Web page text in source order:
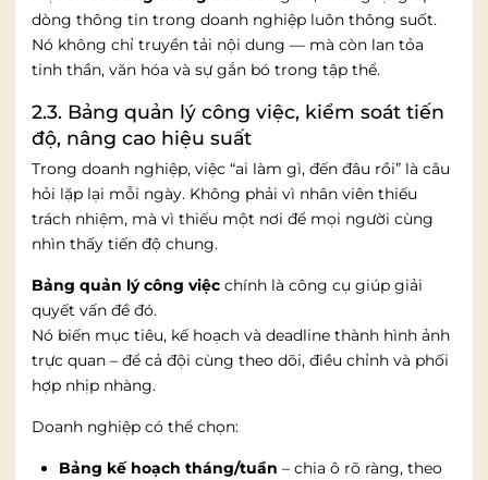
dòng thông tin trong doanh nghiệp luôn thông suốt.
Nó không chỉ truyền tải nội dung — mà còn lan tỏa
tinh thần, văn hóa và sự gắn bó trong tập thể.
2.3. Bảng quản lý công việc, kiểm soát tiến
độ, nâng cao hiệu suất
Trong doanh nghiệp, việc “ai làm gì, đến đâu rồi” là câu
hỏi lặp lại mỗi ngày. Không phải vì nhân viên thiếu
trách nhiệm, mà vì thiếu một nơi để mọi người cùng
nhìn thấy tiến độ chung.
Bảng quản lý công việc chính là công cụ giúp giải
quyết vấn đề đó.
Nó biến mục tiêu, kế hoạch và deadline thành hình ảnh
trực quan – để cả đội cùng theo dõi, điều chỉnh và phối
hợp nhịp nhàng.
Doanh nghiệp có thể chọn:
Bảng kế hoạch tháng/tuần – chia ô rõ ràng, theo